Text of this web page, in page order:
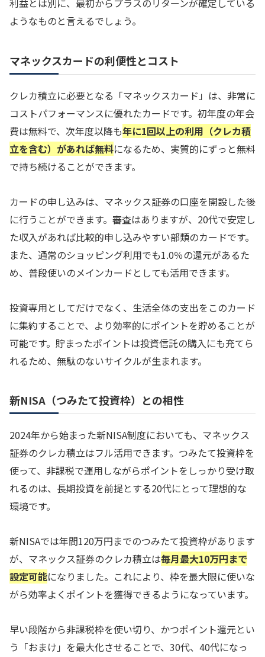
利益とは別に、最初からプラスのリターンが確定している
ようなものと言えるでしょう。
マネックスカードの利便性とコスト
クレカ積立に必要となる「マネックスカード」は、非常に
コストパフォーマンスに優れたカードです。初年度の年会
費は無料で、次年度以降も年に1回以上の利用（クレカ積
立を含む）があれば無料になるため、実質的にずっと無料
で持ち続けることができます。
カードの申し込みは、マネックス証券の口座を開設した後
に行うことができます。審査はありますが、20代で安定し
た収入があれば比較的申し込みやすい部類のカードです。
また、通常のショッピング利用でも1.0％の還元があるた
め、普段使いのメインカードとしても活用できます。
投資専用としてだけでなく、生活全体の支出をこのカード
に集約することで、より効率的にポイントを貯めることが
可能です。貯まったポイントは投資信託の購入にも充てら
れるため、無駄のないサイクルが生まれます。
新NISA（つみたて投資枠）との相性
2024年から始まった新NISA制度においても、マネックス
証券のクレカ積立はフル活用できます。つみたて投資枠を
使って、非課税で運用しながらポイントをしっかり受け取
れるのは、長期投資を前提とする20代にとって理想的な
環境です。
新NISAでは年間120万円までのつみたて投資枠があります
が、マネックス証券のクレカ積立は毎月最大10万円まで
設定可能になりました。これにより、枠を最大限に使いな
がら効率よくポイントを獲得できるようになっています。
早い段階から非課税枠を使い切り、かつポイント還元とい
う「おまけ」を最大化させることで、30代、40代になっ